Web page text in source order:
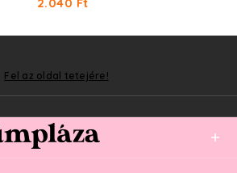
Fel az oldal tetejére!